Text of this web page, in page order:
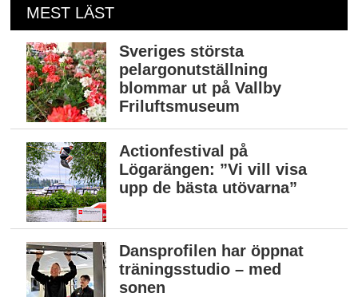
MEST LÄST
Sveriges största
pelargonutställning
blommar ut på Vallby
Friluftsmuseum
Actionfestival på
Lögarängen: ”Vi vill visa
upp de bästa utövarna”
Dansprofilen har öppnat
träningsstudio – med
sonen